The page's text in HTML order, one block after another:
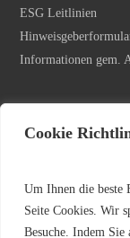
Cookie
Um Ihnen die beste
Seite Cookies. Wir
Besuche. Indem
ESG Leitlinien
Informationen gem.
Newsletter